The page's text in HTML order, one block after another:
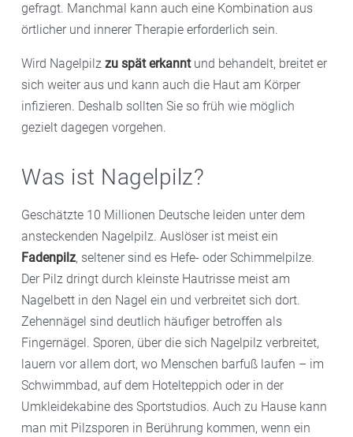
gefragt. Manchmal kann auch eine Kombination aus
örtlicher und innerer Therapie erforderlich sein.
Wird Nagelpilz zu spät erkannt und behandelt, breitet er
sich weiter aus und kann auch die Haut am Körper
infizieren. Deshalb sollten Sie so früh wie möglich
gezielt dagegen vorgehen.
Was ist Nagelpilz?
Geschätzte 10 Millionen Deutsche leiden unter dem
ansteckenden Nagelpilz. Auslöser ist meist ein
Fadenpilz, seltener sind es Hefe- oder Schimmelpilze.
Der Pilz dringt durch kleinste Hautrisse meist am
Nagelbett in den Nagel ein und verbreitet sich dort.
Zehennägel sind deutlich häufiger betroffen als
Fingernägel. Sporen, über die sich Nagelpilz verbreitet,
lauern vor allem dort, wo Menschen barfuß laufen – im
Schwimmbad, auf dem Hotelteppich oder in der
Umkleidekabine des Sportstudios. Auch zu Hause kann
man mit Pilzsporen in Berührung kommen, wenn ein